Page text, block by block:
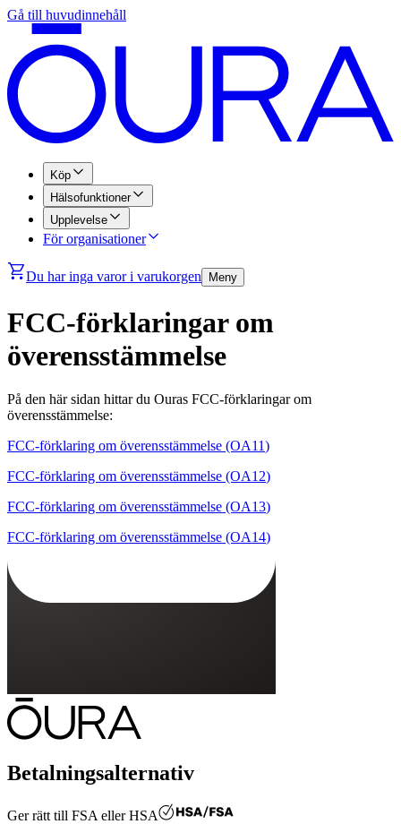
Gå till huvudinnehåll
Köp
Hälsofunktioner
Upplevelse
För organisationer
Du har inga varor i varukorgen Meny
FCC-förklaringar om
överensstämmelse
På den här sidan hittar du Ouras FCC-förklaringar om
överensstämmelse:
FCC-förklaring om överensstämmelse (OA11)
FCC-förklaring om överensstämmelse (OA12)
FCC-förklaring om överensstämmelse (OA13)
FCC-förklaring om överensstämmelse (OA14)
Betalningsalternativ
Ger rätt till FSA eller HSA